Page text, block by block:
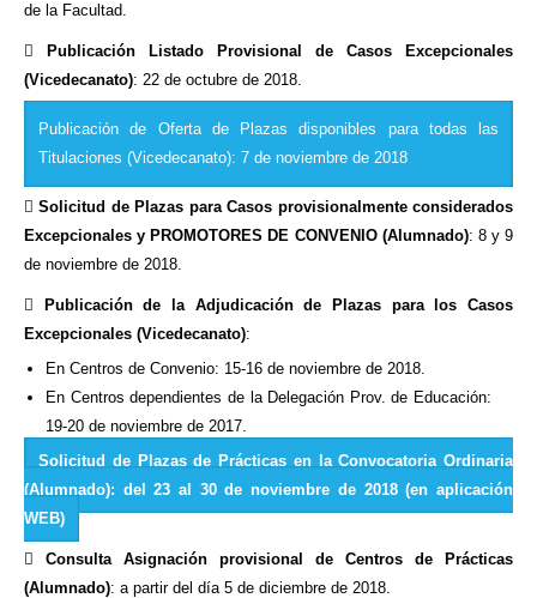
de la Facultad.

Publicación Listado Provisional de Casos Excepcionales
(Vicedecanato): 22 de octubre de 2018.
Publicación de Oferta de Plazas disponibles para todas las
Titulaciones (Vicedecanato): 7 de noviembre de 2018
Solicitud de Plazas para Casos provisionalmente considerados
Excepcionales y PROMOTORES DE CONVENIO (Alumnado): 8 y 9
de noviembre de 2018.

Publicación de la Adjudicación de Plazas para los Casos
Excepcionales (Vicedecanato):
En Centros de Convenio: 15-16 de noviembre de 2018.
En Centros dependientes de la Delegación Prov. de Educación:
19-20 de noviembre de 2017.
Solicitud de Plazas de Prácticas en la Convocatoria Ordinaria
(Alumnado): del 23 al 30 de noviembre de 2018 (en aplicación
WEB)
 Consulta Asignación provisional de Centros de Prácticas
(Alumnado): a partir del día 5 de diciembre de 2018.